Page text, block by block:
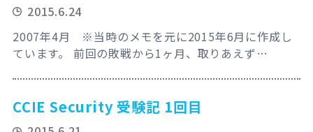
今回近づくことが出来るのか？そして受験代16万を出
してもらおう！ …
2015.6.24
2007年4月 ※当時のメモを元に2015年6月に作成し
ています。 前回の敗戦から1ヶ月、取りあえず
構成を元に一通りの検証をしてみる。これで合格でき
るか？IPSは例によってIPexpertのリモートラボに頼
CCIE Security 受験記 1回目